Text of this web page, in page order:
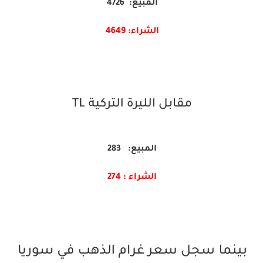
المبيع: 4726
الشراء: 4649
مقابل الليرة التركية TL
المبيع: 283
الشراء : 274
بينما سجل سعر غرام الذهب في سوريا